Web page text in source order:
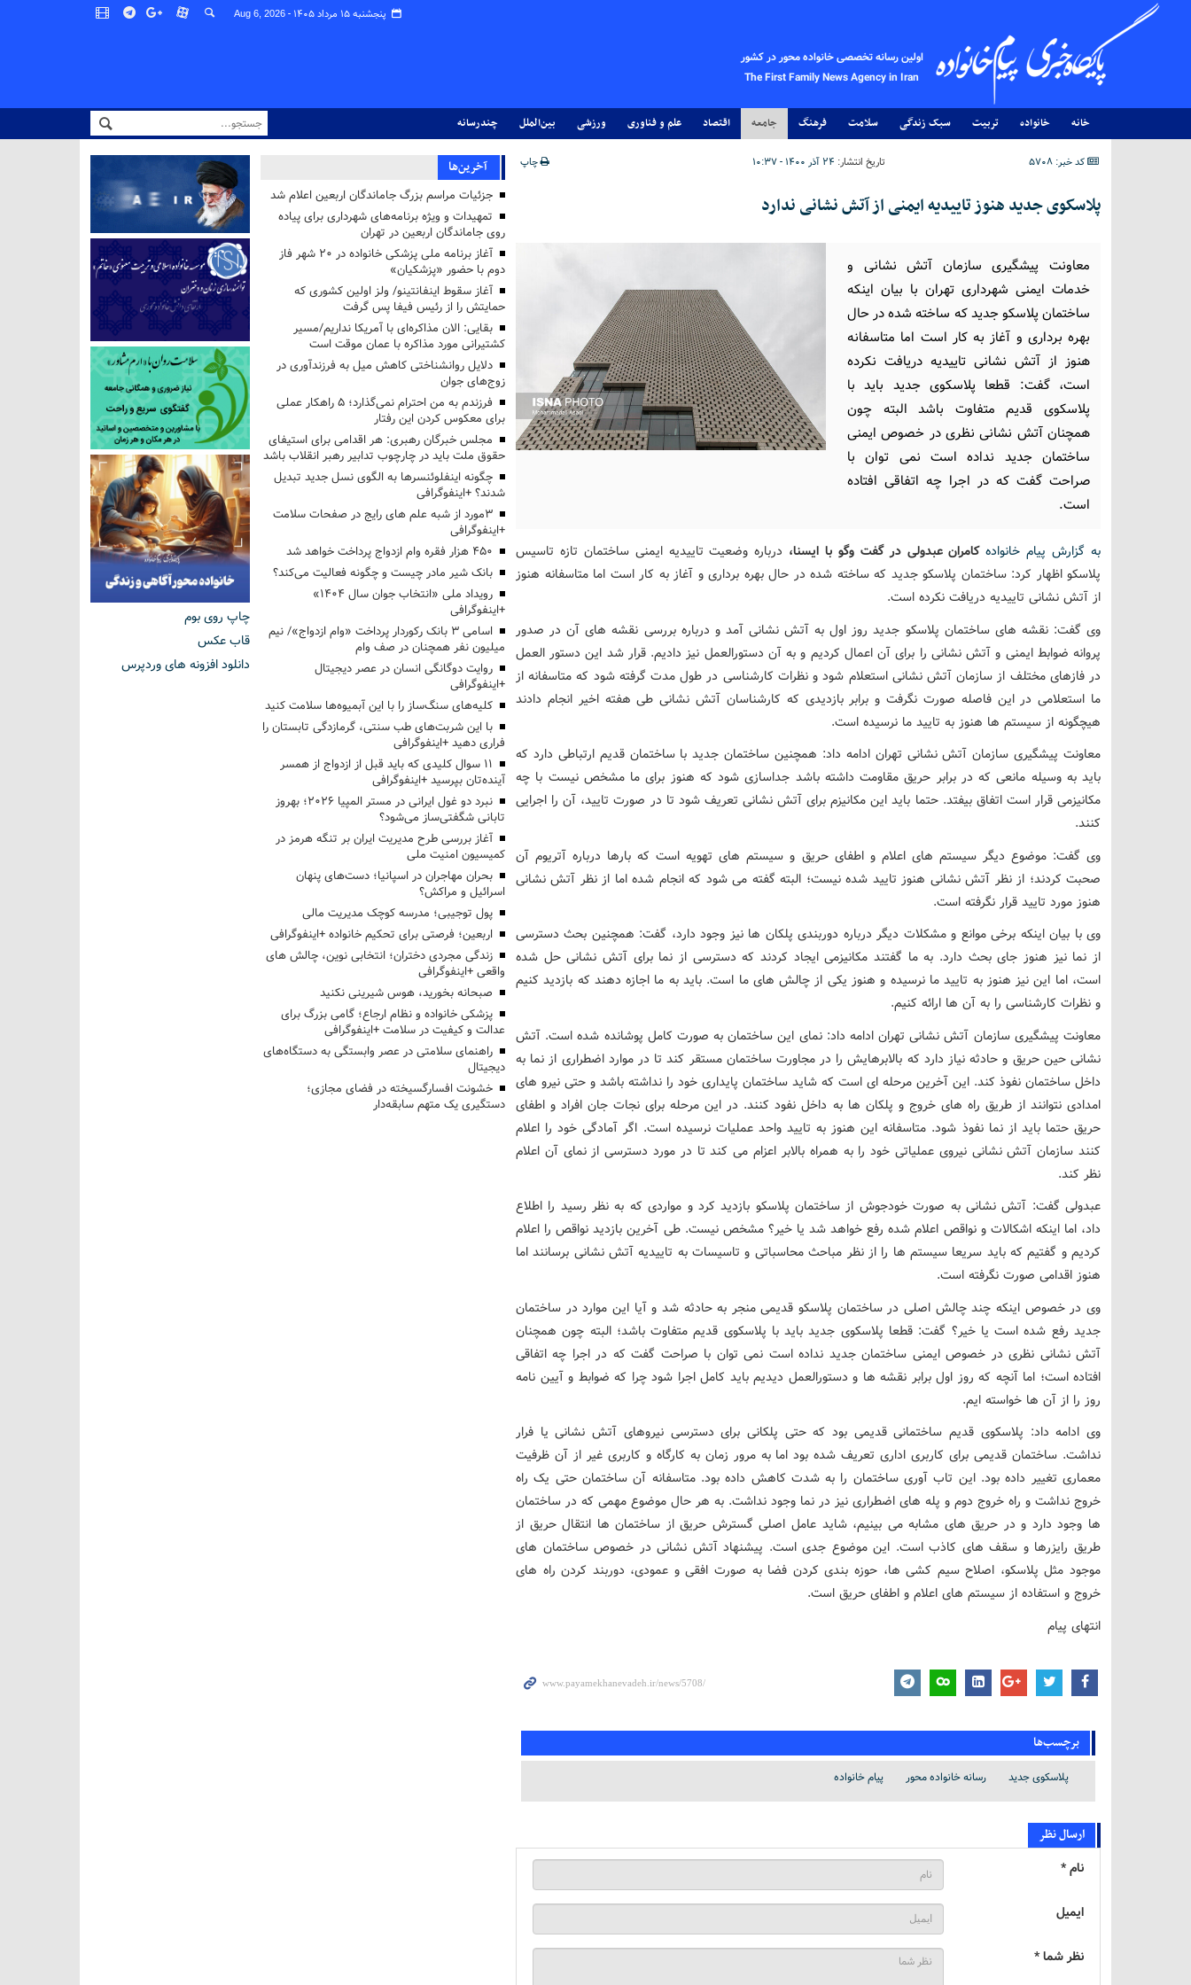
پنجشنبه ۱۵ مرداد ۱۴۰۵ - Aug 6, 2026
اولین رسانه تخصصی خانواده محور در کشور
The First Family News Agency in Iran
خانه خانواده تربیت سبک زندگی سلامت فرهنگ جامعه اقتصاد علم و فناوری ورزشی بین‌الملل چندرسانه
کد خبر: 5708 تاریخ انتشار: ۲۴ آذر ۱۴۰۰ - ۱۰:۳۷ چاپ
پلاسکوی جدید هنوز تاییدیه ایمنی از آتش نشانی ندارد
معاونت پیشگیری سازمان آتش نشانی و
خدمات ایمنی شهرداری تهران با بیان اینکه
ساختمان پلاسکو جدید که ساخته شده در حال
بهره برداری و آغاز به کار است اما متاسفانه
هنوز از آتش نشانی تاییدیه دریافت نکرده
است، گفت: قطعا پلاسکوی جدید باید با
پلاسکوی قدیم متفاوت باشد البته چون
همچنان آتش نشانی نظری در خصوص ایمنی
ساختمان جدید نداده است نمی توان با
صراحت گفت که در اجرا چه اتفاقی افتاده
است.
به گزارش پیام خانواده کامران عبدولی در گفت وگو با ایسنا، درباره وضعیت تاییدیه ایمنی ساختمان تازه تاسیس
پلاسکو اظهار کرد: ساختمان پلاسکو جدید که ساخته شده در حال بهره برداری و آغاز به کار است اما متاسفانه هنوز
از آتش نشانی تاییدیه دریافت نکرده است.
وی گفت: نقشه های ساختمان پلاسکو جدید روز اول به آتش نشانی آمد و درباره بررسی نقشه های آن در صدور
پروانه ضوابط ایمنی و آتش نشانی را برای آن اعمال کردیم و به آن دستورالعمل نیز دادیم. قرار شد این دستور العمل
در فازهای مختلف از سازمان آتش نشانی استعلام شود و نظرات کارشناسی در طول مدت گرفته شود که متاسفانه از
ما استعلامی در این فاصله صورت نگرفت و برابر بازدیدی که کارشناسان آتش نشانی طی هفته اخیر انجام دادند
هیچگونه از سیستم ها هنوز به تایید ما نرسیده است.
معاونت پیشگیری سازمان آتش نشانی تهران ادامه داد: همچنین ساختمان جدید با ساختمان قدیم ارتباطی دارد که
باید به وسیله مانعی که در برابر حریق مقاومت داشته باشد جداسازی شود که هنوز برای ما مشخص نیست با چه
مکانیزمی قرار است اتفاق بیفتد. حتما باید این مکانیزم برای آتش نشانی تعریف شود تا در صورت تایید، آن را اجرایی
کنند.
وی گفت: موضوع دیگر سیستم های اعلام و اطفای حریق و سیستم های تهویه است که بارها درباره آتریوم آن
صحبت کردند؛ از نظر آتش نشانی هنوز تایید شده نیست؛ البته گفته می شود که انجام شده اما از نظر آتش نشانی
هنوز مورد تایید قرار نگرفته است.
وی با بیان اینکه برخی موانع و مشکلات دیگر درباره دوربندی پلکان ها نیز وجود دارد، گفت: همچنین بحث دسترسی
از نما نیز هنوز جای بحث دارد. به ما گفتند مکانیزمی ایجاد کردند که دسترسی از نما برای آتش نشانی حل شده
است، اما این نیز هنوز به تایید ما نرسیده و هنوز یکی از چالش های ما است. باید به ما اجازه دهند که بازدید کنیم
و نظرات کارشناسی را به آن ها ارائه کنیم.
معاونت پیشگیری سازمان آتش نشانی تهران ادامه داد: نمای این ساختمان به صورت کامل پوشانده شده است. آتش
نشانی حین حریق و حادثه نیاز دارد که بالابرهایش را در مجاورت ساختمان مستقر کند تا در موارد اضطراری از نما به
داخل ساختمان نفوذ کند. این آخرین مرحله ای است که شاید ساختمان پایداری خود را نداشته باشد و حتی نیرو های
امدادی نتوانند از طریق راه های خروج و پلکان ها به داخل نفود کنند. در این مرحله برای نجات جان افراد و اطفای
حریق حتما باید از نما نفوذ شود. متاسفانه این هنوز به تایید واحد عملیات نرسیده است. اگر آمادگی خود را اعلام
کنند سازمان آتش نشانی نیروی عملیاتی خود را به همراه بالابر اعزام می کند تا در مورد دسترسی از نمای آن اعلام
نظر کند.
عبدولی گفت: آتش نشانی به صورت خودجوش از ساختمان پلاسکو بازدید کرد و مواردی که به نظر رسید را اطلاع
داد، اما اینکه اشکالات و نواقص اعلام شده رفع خواهد شد یا خیر؟ مشخص نیست. طی آخرین بازدید نواقص را اعلام
کردیم و گفتیم که باید سریعا سیستم ها را از نظر مباحث محاسباتی و تاسیسات به تاییدیه آتش نشانی برسانند اما
هنوز اقدامی صورت نگرفته است.
وی در خصوص اینکه چند چالش اصلی در ساختمان پلاسکو قدیمی منجر به حادثه شد و آیا این موارد در ساختمان
جدید رفع شده است یا خیر؟ گفت: قطعا پلاسکوی جدید باید با پلاسکوی قدیم متفاوت باشد؛ البته چون همچنان
آتش نشانی نظری در خصوص ایمنی ساختمان جدید نداده است نمی توان با صراحت گفت که در اجرا چه اتفاقی
افتاده است؛ اما آنچه که روز اول برابر نقشه ها و دستورالعمل دیدیم باید کامل اجرا شود چرا که ضوابط و آیین نامه
روز را از آن ها خواسته ایم.
وی ادامه داد: پلاسکوی قدیم ساختمانی قدیمی بود که حتی پلکانی برای دسترسی نیروهای آتش نشانی یا فرار
نداشت. ساختمان قدیمی برای کاربری اداری تعریف شده بود اما به مرور زمان به کارگاه و کاربری غیر از آن ظرفیت
معماری تغییر داده بود. این تاب آوری ساختمان را به شدت کاهش داده بود. متاسفانه آن ساختمان حتی یک راه
خروج نداشت و راه خروج دوم و پله های اضطراری نیز در نما وجود نداشت. به هر حال موضوع مهمی که در ساختمان
ها وجود دارد و در حریق های مشابه می بینیم، شاید عامل اصلی گسترش حریق از ساختمان ها انتقال حریق از
طریق رایزرها و سقف های کاذب است. این موضوع جدی است. پیشنهاد آتش نشانی در خصوص ساختمان های
موجود مثل پلاسکو، اصلاح سیم کشی ها، حوزه بندی کردن فضا به صورت افقی و عمودی، دوربند کردن راه های
خروج و استفاده از سیستم های اعلام و اطفای حریق است.
انتهای پیام
برچسب‌ها
پلاسکوی جدید رسانه خانواده محور پیام خانواده
ارسال نظر
نام *
ایمیل
نظر شما *
آخرین‌ها
جزئیات مراسم بزرگ جاماندگان اربعین اعلام شد
تمهیدات و ویژه برنامه‌های شهرداری برای پیاده
روی جاماندگان اربعین در تهران
آغاز برنامه ملی پزشکی خانواده در ۲۰ شهر فاز
دوم با حضور «پزشکیان»
آغاز سقوط اینفانتینو/ ولز اولین کشوری که
حمایتش را از رئیس فیفا پس گرفت
بقایی: الان مذاکره‌ای با آمریکا نداریم/مسیر
کشتیرانی مورد مذاکره با عمان موقت است
دلایل روانشناختی کاهش میل به فرزندآوری در
زوج‌های جوان
فرزندم به من احترام نمی‌گذارد؛ ۵ راهکار عملی
برای معکوس کردن این رفتار
مجلس خبرگان رهبری: هر اقدامی برای استیفای
حقوق ملت باید در چارچوب تدابیر رهبر انقلاب باشد
چگونه اینفلوئنسرها به الگوی نسل جدید تبدیل
شدند؟ +اینفوگرافی
3مورد از شبه علم های رایج در صفحات سلامت
+اینفوگرافی
۴۵۰ هزار فقره وام ازدواج پرداخت خواهد شد
بانک شیر مادر چیست و چگونه فعالیت می‌کند؟
رویداد ملی «انتخاب جوان سال ۱۴۰۴»
+اینفوگرافی
اسامی ۳ بانک رکوردار پرداخت «وام ازدواج»/ نیم
میلیون نفر همچنان در صف وام
روایت دوگانگی انسان در عصر دیجیتال
+اینفوگرافی
کلیه‌های سنگ‌ساز را با این آبمیوه‌ها سلامت کنید
با این شربت‌های طب سنتی، گرمازدگی تابستان را
فراری دهید +اینفوگرافی
۱۱ سوال کلیدی که باید قبل از ازدواج از همسر
آینده‌تان بپرسید +اینفوگرافی
نبرد دو غول ایرانی در مستر المپیا ۲۰۲۶؛ بهروز
تابانی شگفتی‌ساز می‌شود؟
آغاز بررسی طرح مدیریت ایران بر تنگه هرمز در
کمیسیون امنیت ملی
بحران مهاجران در اسپانیا؛ دست‌های پنهان
اسرائیل و مراکش؟
پول توجیبی؛ مدرسه کوچک مدیریت مالی
اربعین؛ فرصتی برای تحکیم خانواده +اینفوگرافی
زندگی مجردی دختران؛ انتخابی نوین، چالش های
واقعی +اینفوگرافی
صبحانه بخورید، هوس شیرینی نکنید
پزشکی خانواده و نظام ارجاع؛ گامی بزرگ برای
عدالت و کیفیت در سلامت +اینفوگرافی
راهنمای سلامتی در عصر وابستگی به دستگاه‌های
دیجیتال
خشونت افسارگسیخته در فضای مجازی؛
دستگیری یک متهم سابقه‌دار
چاپ روی بوم
قاب عکس
دانلود افزونه های وردپرس